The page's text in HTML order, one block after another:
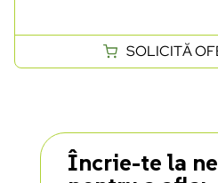
SOLICITĂ
Încrie-te la